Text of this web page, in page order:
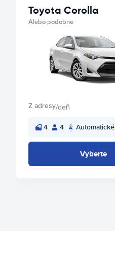
Toyota Corolla
Alebo podobne
Z adresy/deň
4 4 Automatické
Vyberte